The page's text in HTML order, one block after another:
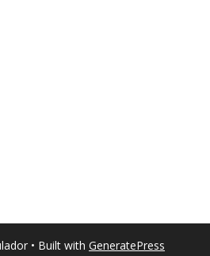
• Built with GeneratePress